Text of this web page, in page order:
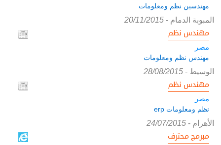
مهندسين نظم ومعلومات
المبوبة الدمام -
20/11/2015
مهندس نظم
مصر
مهندس نظم ومعلومات
الوسيط -
28/08/2015
مهندس نظم
مصر
نظم ومعلومات erp
الأهرام -
24/07/2015
مبرمج محترف